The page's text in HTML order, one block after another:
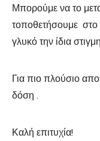
Μπορούμε να το
τοποθετήσουμε στο
γλυκό την ίδια
Για πιο πλούσιο
δόση .
Καλή επιτυχία!